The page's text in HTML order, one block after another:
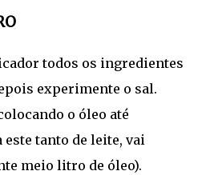
todos os ingredientes
experimente o sal.
o óleo até
tanto de leite, vai
meio litro de óleo).